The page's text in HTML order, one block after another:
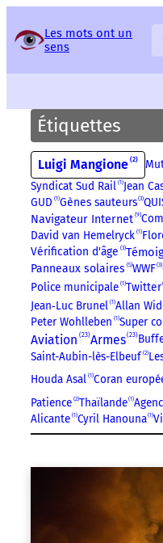
Les mots ont un
sens
Étiquettes
Luigi Mangione 2
Syndicat Sud Rail 1 Jean
GUD 1 Gènes sauteurs 3
Navigateur Internet 9
David van Hemelryck 1
Vérification d'âge 3
Panneaux solaires 5 WWF 3
Police municipale 1 Twitter
Jean‑Luc Brunel 1 Allan
Peter Wohlleben 1 Super
Aviation 23 Armes 23
Saint-Aubin-lès-Elbeuf 2
Houda Asal 1 Coran
Patience 2 Thaïlande 1
Alicante 1 Cyril Hanouna 1
Panneau de gestion des